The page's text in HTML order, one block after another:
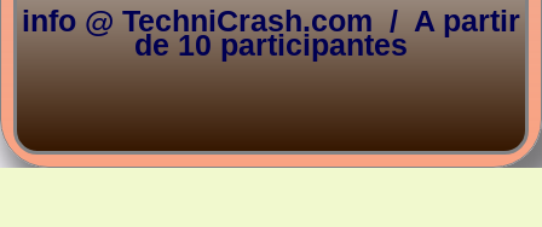
info @ TechniCrash.com / A partir
de 10 participantes